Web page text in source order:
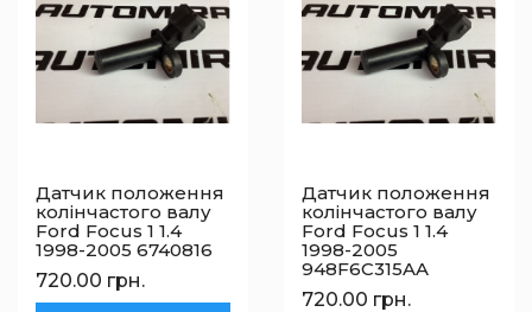
Датчик положення
колінчастого валу
Ford Focus 1 1.4
1998-2005 6740816
720.00 грн.
Датчик положення
колінчастого валу
Ford Focus 1 1.4
1998-2005
948F6C315AA
720.00 грн.